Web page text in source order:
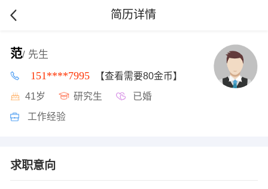
简历详情
范/ 先生
151****7995 【查看需要80金币】
41岁 研究生 已婚
工作经验
求职意向